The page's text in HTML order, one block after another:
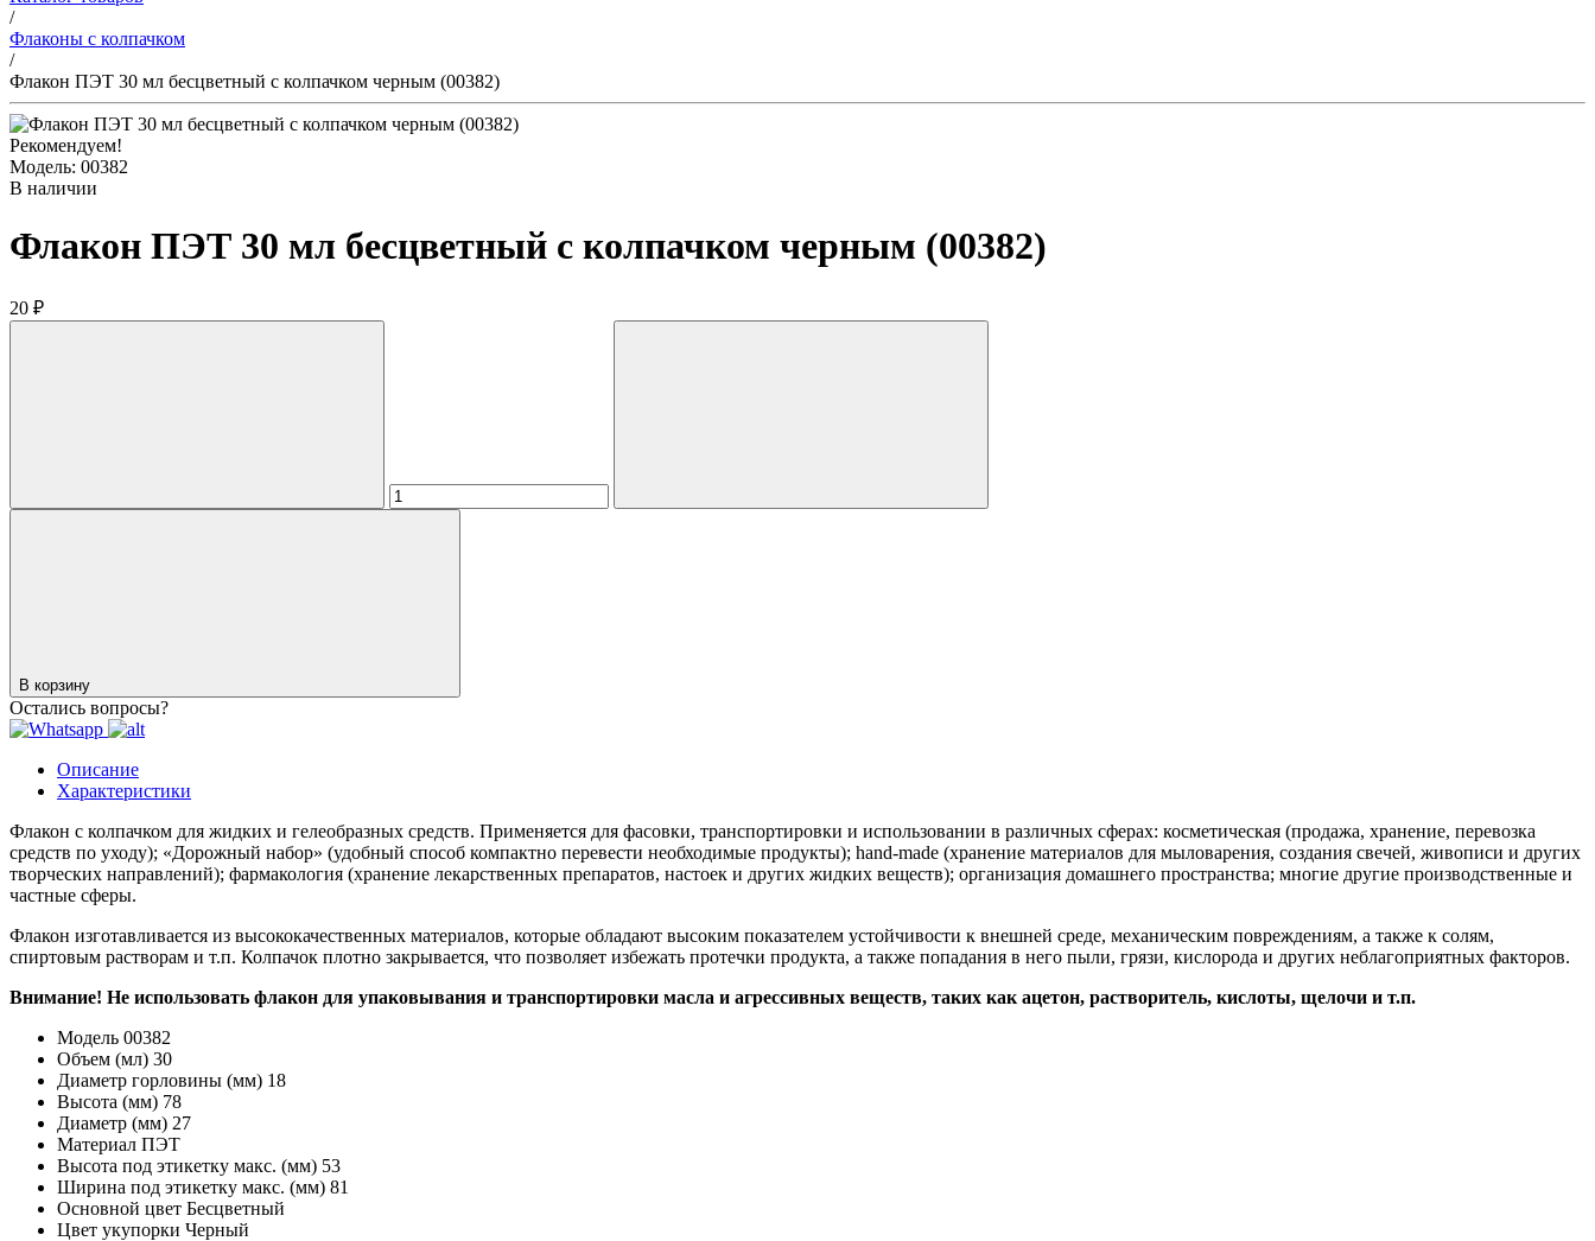
/
Флаконы с колпачком
/
Флакон ПЭТ 30 мл бесцветный с колпачком черным (00382)
Рекомендуем!
Модель: 00382
В наличии
Флакон ПЭТ 30 мл бесцветный с колпачком черным (00382)
20 ₽
В корзину
Остались вопросы?
Описание
Характеристики
Флакон с колпачком для жидких и гелеобразных средств. Применяется для фасовки, транспортировки и использовании в различных сферах: косметическая (продажа, хранение, перевозка
средств по уходу); «Дорожный набор» (удобный способ компактно перевести необходимые продукты); hand-made (хранение материалов для мыловарения, создания свечей, живописи и других
творческих направлений); фармакология (хранение лекарственных препаратов, настоек и других жидких веществ); организация домашнего пространства; многие другие производственные и
частные сферы.
Флакон изготавливается из высококачественных материалов, которые обладают высоким показателем устойчивости к внешней среде, механическим повреждениям, а также к солям,
спиртовым растворам и т.п. Колпачок плотно закрывается, что позволяет избежать протечки продукта, а также попадания в него пыли, грязи, кислорода и других неблагоприятных факторов.
Внимание! Не использовать флакон для упаковывания и транспортировки масла и агрессивных веществ, таких как ацетон, растворитель, кислоты, щелочи и т.п.
Модель 00382
Объем (мл) 30
Диаметр горловины (мм) 18
Высота (мм) 78
Диаметр (мм) 27
Материал ПЭТ
Высота под этикетку макс. (мм) 53
Ширина под этикетку макс. (мм) 81
Основной цвет Бесцветный
Цвет укупорки Черный